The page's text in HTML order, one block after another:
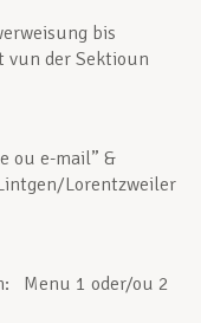
bis
vun der Sektioun
ou e-mail” &
Lorentzweiler
Menu 1 oder/ou 2